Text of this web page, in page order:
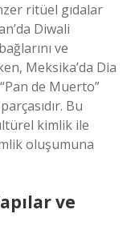
ritüel gıdalar
Diwali
ve
Meksika’da Dia
de Muerto”
Bu
kimlik ile
oluşumuna
ve